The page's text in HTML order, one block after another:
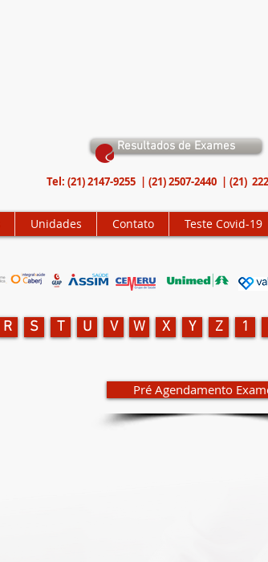
Resultados de Exames
Tel: (21) 2147-9255 | (21) 2507-2440 | (21)
Unidades Contato Teste Covid-19
R S T U V W X Y Z 1
Pré Agendamento